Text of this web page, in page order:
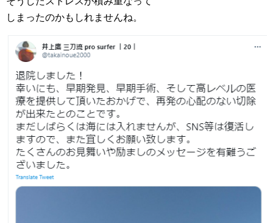
しまったのかもしれませんね。